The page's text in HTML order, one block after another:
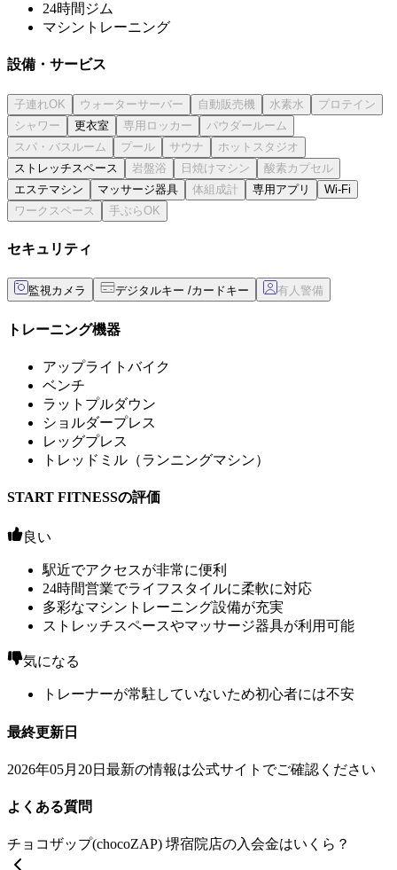
24時間ジム
マシントレーニング
設備・サービス
更衣室
ストレッチスペース
エステマシン
マッサージ器具 専用アプリ Wi-Fi
セキュリティ
監視カメラ デジタルキー /カードキー
トレーニング機器
アップライトバイク
ベンチ
ラットプルダウン
ショルダープレス
レッグプレス
トレッドミル（ランニングマシン）
START FITNESSの評価
良い
駅近でアクセスが非常に便利
24時間営業でライフスタイルに柔軟に対応
多彩なマシントレーニング設備が充実
ストレッチスペースやマッサージ器具が利用可能
気になる
トレーナーが常駐していないため初心者には不安
最終更新日
2026年05月20日 最新の情報は公式サイトでご確認ください
よくある質問
チョコザップ(chocoZAP) 堺宿院店の入会金はいくら？